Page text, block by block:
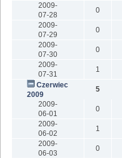
2009-
07-28
0
2009-
07-29
0
2009-
07-30
0
2009-
07-31
1
Czerwiec
2009
5
2009-
06-01
0
2009-
06-02
1
2009-
06-03
0